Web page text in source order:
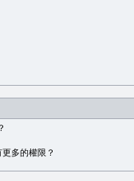
多的權限？